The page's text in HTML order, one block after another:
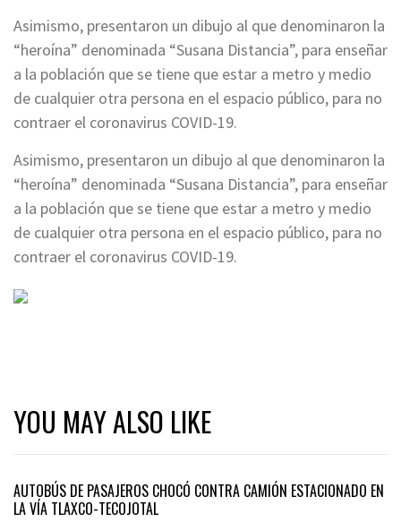
Asimismo, presentaron un dibujo al que denominaron la
“heroína” denominada “Susana Distancia”, para enseñar
a la población que se tiene que estar a metro y medio
de cualquier otra persona en el espacio público, para no
contraer el coronavirus COVID-19.
Asimismo, presentaron un dibujo al que denominaron la
“heroína” denominada “Susana Distancia”, para enseñar
a la población que se tiene que estar a metro y medio
de cualquier otra persona en el espacio público, para no
contraer el coronavirus COVID-19.
YOU MAY ALSO LIKE
AUTOBÚS DE PASAJEROS CHOCÓ CONTRA CAMIÓN ESTACIONADO EN
LA VÍA TLAXCO-TECOJOTAL